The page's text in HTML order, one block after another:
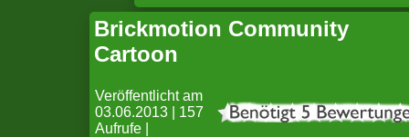
Brickmotion Community
Cartoon
Veröffentlicht am
03.06.2013 | 157
Aufrufe |